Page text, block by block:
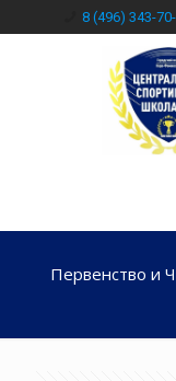
8 (496) 343-
Первенство и